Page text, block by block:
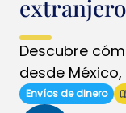
Descubre
desde
Envíos de dinero